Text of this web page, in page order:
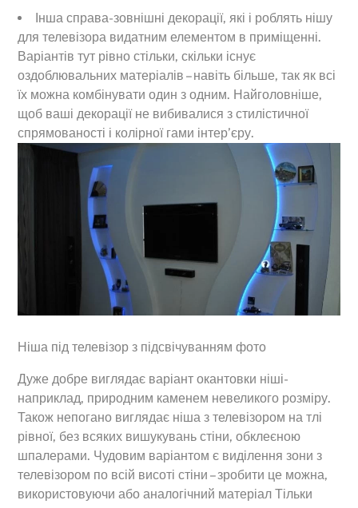
Інша справа-зовнішні декорації, які і роблять нішу
для телевізора видатним елементом в приміщенні.
Варіантів тут рівно стільки, скільки існує
оздоблювальних матеріалів – навіть більше, так як всі
їх можна комбінувати один з одним. Найголовніше,
щоб ваші декорації не вибивалися з стилістичної
спрямованості і колірної гами інтер’єру.
Ніша під телевізор з підсвічуванням фото
Дуже добре виглядає варіант окантовки ніші-
наприклад, природним каменем невеликого розміру.
Також непогано виглядає ніша з телевізором на тлі
рівної, без всяких вишукувань стіни, обклеєною
шпалерами. Чудовим варіантом є виділення зони з
телевізором по всій висоті стіни – зробити це можна,
використовуючи або аналогічний матеріал Тільки